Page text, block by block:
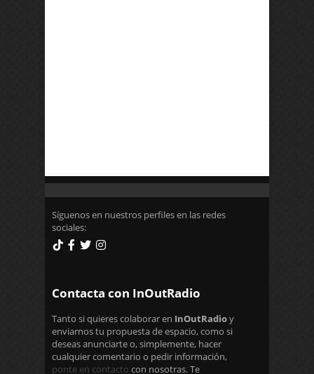
Síguenos en nuestros perfiles en las redes
sociales:
Contacta con InOutRadio
Tanto si quieres colaborar en InOutRadioy
enviarnos tu propuesta de espacio, como si
deseas anunciarte o, simplemente, hacer
cualquier comentario o pedir información,
ponte en contacto con nosotras. Te